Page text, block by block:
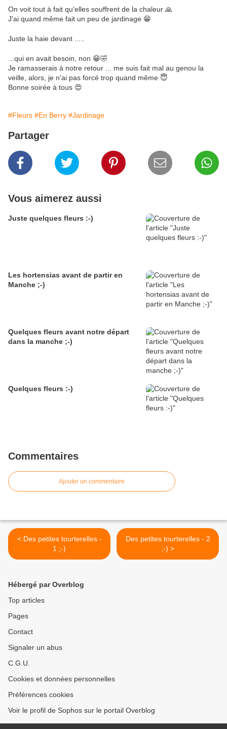
On voit tout à fait qu'elles souffrent de la chaleur 🙏
J'ai quand même fait un peu de jardinage 😁
Juste la haie devant .....
...qui en avait besoin, non 😁🤣
Je ramasserais à notre retour ... me suis fait mal au genou la
veille, alors, je n'ai pas forcé trop quand même 😇
Bonne soirée à tous 😍
#Fleurs #En Berry #Jardinage
Partager
Vous aimerez aussi
Juste quelques fleurs :-)
Les hortensias avant de partir en
Manche ;-)
Quelques fleurs avant notre départ
dans la manche ;-)
Quelques fleurs :-)
Commentaires
Ajouter un commentaire
< Des petites tourterelles -
1 ;-)
Des petites tourterelles - 2
;-) >
Hébergé par Overblog
Top articles
Pages
Contact
Signaler un abus
C.G.U.
Cookies et données personnelles
Préférences cookies
Voir le profil de Sophos sur le portail Overblog